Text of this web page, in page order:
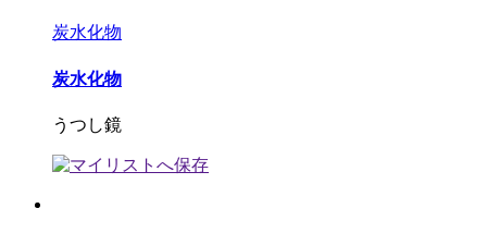
炭水化物
炭水化物
うつし鏡